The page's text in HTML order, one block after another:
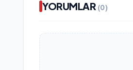
YORUMLAR (0)